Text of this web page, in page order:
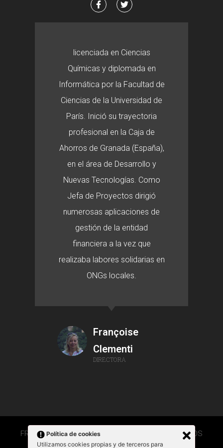
Política de cookies
Utilizamos cookies propias y de terceros para
licenciada en Ciencias
Químicas y diplomada en
Informática por la Facultad de
Ciencias de la Universidad de
París. Inició su trayectoria
profesional en la Caja de
Ahorros de Granada (España),
en el área de Desarrollo y
Nuevas Tecnologías. Como
Jefa de Proyectos dirigió
numerosas aplicaciones de
gestión de la entidad
financiera a la vez que
realizaba labores solidarias en
ONGs locales.
Françoise
Clementi
DIRECTORA
FRANÇOISE CLEMENTI 2020 © TODOS LOS DERECHOS
RESERVADOS